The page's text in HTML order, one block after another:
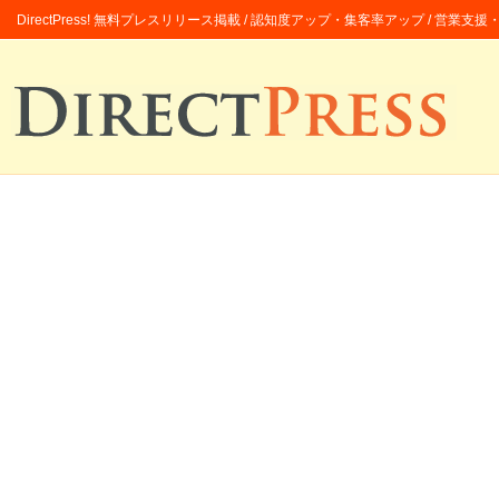
DirectPress! 無料プレスリリース掲載 / 認知度アップ・集客率アップ / 営業支援